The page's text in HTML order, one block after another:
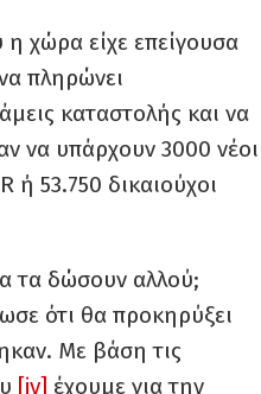
χώρα είχε επείγουσα
πληρώνει
καταστολής και να
να υπάρχουν 3000 νέοι
53.750 δικαιούχοι
τα δώσουν αλλού;
ότι θα προκηρύξει
Με βάση τις
[iv] έχουμε για την